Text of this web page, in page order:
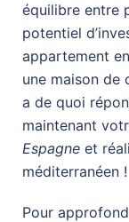
équilibre entre
potentiel
appartement
une maison de
a de quoi
maintenant
Espagne et
méditerranéen !
Pour